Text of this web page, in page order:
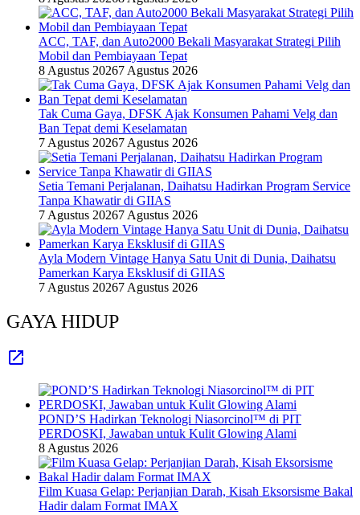
ACC, TAF, dan Auto2000 Bekali Masyarakat Strategi Pilih
Mobil dan Pembiayaan Tepat
8 Agustus 20267 Agustus 2026
Tak Cuma Gaya, DFSK Ajak Konsumen Pahami Velg dan
Ban Tepat demi Keselamatan
7 Agustus 20267 Agustus 2026
Setia Temani Perjalanan, Daihatsu Hadirkan Program Service
Tanpa Khawatir di GIIAS
7 Agustus 20267 Agustus 2026
Ayla Modern Vintage Hanya Satu Unit di Dunia, Daihatsu
Pamerkan Karya Eksklusif di GIIAS
7 Agustus 20267 Agustus 2026
GAYA HIDUP
POND’S Hadirkan Teknologi Niasorcinol™ di PIT
PERDOSKI, Jawaban untuk Kulit Glowing Alami
8 Agustus 2026
Film Kuasa Gelap: Perjanjian Darah, Kisah Eksorsisme Bakal
Hadir dalam Format IMAX